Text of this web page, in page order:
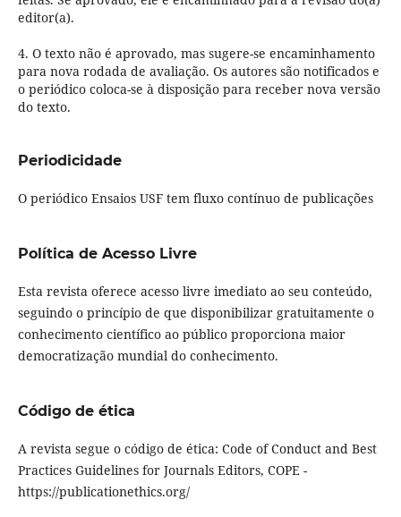
editor(a).
4. O texto não é aprovado, mas sugere-se encaminhamento
para nova rodada de avaliação. Os autores são notificados e
o periódico coloca-se à disposição para receber nova versão
do texto.
Periodicidade
O periódico Ensaios USF tem fluxo contínuo de publicações
Política de Acesso Livre
Esta revista oferece acesso livre imediato ao seu conteúdo,
seguindo o princípio de que disponibilizar gratuitamente o
conhecimento científico ao público proporciona maior
democratização mundial do conhecimento.
Código de ética
A revista segue o código de ética: Code of Conduct and Best
Practices Guidelines for Journals Editors, COPE -
https://publicationethics.org/